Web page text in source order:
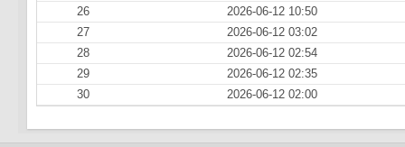
26
2026-06-12 10:50
27
2026-06-12 03:02
28
2026-06-12 02:54
29
2026-06-12 02:35
30
2026-06-12 02:00